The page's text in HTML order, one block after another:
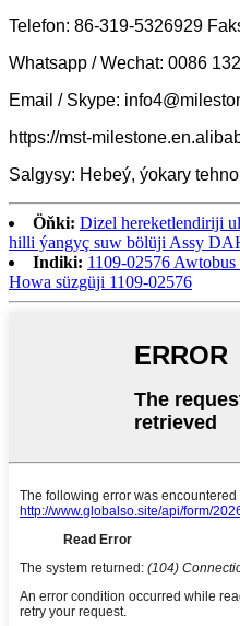
Telefon: 86-319-5326929
Whatsapp / Wechat: 0086
Email / Skype:
https://mst-
Salgysy: Hebeý, ýokary
Öňki: Dizel hereketlendiriji
hilli ýangyç suw bölüji Assy
Indiki: 1109-02576
Howa süzgüji 1109-02576